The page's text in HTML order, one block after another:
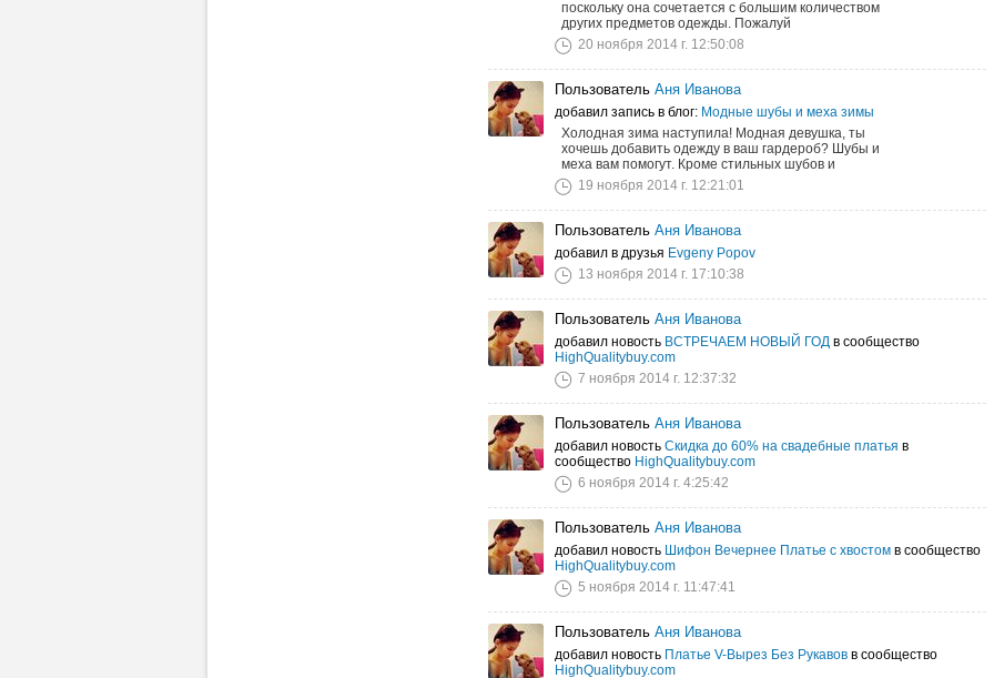
поскольку она сочетается с большим количеством
других предметов одежды. Пожалуй
20 ноября 2014 г. 12:50:08
Пользователь Аня Иванова
добавил запись в блог: Модные шубы и меха зимы
Холодная зима наступила! Модная девушка, ты
хочешь добавить одежду в ваш гардероб? Шубы и
меха вам помогут. Кроме стильных шубов и
19 ноября 2014 г. 12:21:01
Пользователь Аня Иванова
добавил в друзья Evgeny Popov
13 ноября 2014 г. 17:10:38
Пользователь Аня Иванова
добавил новость ВСТРЕЧАЕМ НОВЫЙ ГОД в сообщество
HighQualitybuy.com
7 ноября 2014 г. 12:37:32
Пользователь Аня Иванова
добавил новость Скидка до 60% на свадебные платья в
сообщество HighQualitybuy.com
6 ноября 2014 г. 4:25:42
Пользователь Аня Иванова
добавил новость Шифон Вечернее Платье с хвостом в сообщество
HighQualitybuy.com
5 ноября 2014 г. 11:47:41
Пользователь Аня Иванова
добавил новость Платье V-Вырез Без Рукавов в сообщество
HighQualitybuy.com